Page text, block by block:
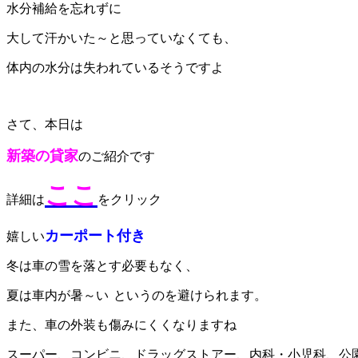
水分補給を忘れずに
大して汗かいた～と思っていなくても、
体内の水分は失われているそうですよ
さて、本日は
新築の貸家のご紹介です
詳細は ここ をクリック
嬉しいカーポート付き
冬は車の雪を落とす必要もなく、
夏は車内が暑～い というのを避けられます。
また、車の外装も傷みにくくなりますね
スーパー、コンビニ、ドラッグストアー、内科・小児科、公